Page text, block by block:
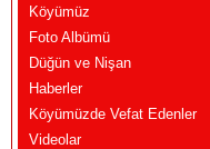
Köyümüz
Foto Albümü
Düğün ve Nişan
Haberler
Köyümüzde Vefat Edenler
Videolar